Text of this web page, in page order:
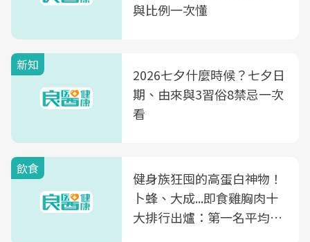
與比例一次懂
新知
2026七夕什麼時候？七夕日
期、由來與3習俗8禁忌一次
看
飲食
健身族狂囤的高蛋白神物！
卜蜂、大成...即食雞胸肉十
大排行出爐：第一名平均一